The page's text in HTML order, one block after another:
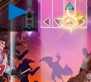
Reproduzir
A
Música
de
The
Metronomicon:
Aumente
o
Volume